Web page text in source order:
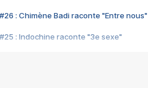
#26 : Chimène Badi raconte "Entre nous"
#25 : Indochine raconte "3e sexe"